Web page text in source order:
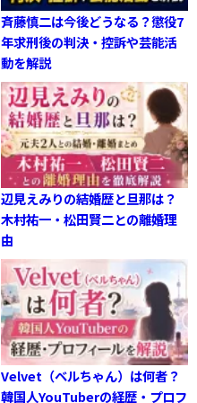
斉藤慎二は今後どうなる？懲役7
年求刑後の判決・控訴や芸能活
動を解説
辺見えみりの結婚歴と旦那は？
木村祐一・松田賢二との離婚理
由
Velvet（ベルちゃん）は何者？
韓国人YouTuberの経歴・プロフ